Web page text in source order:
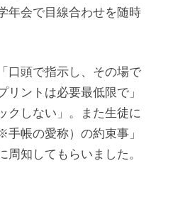
年会で目線合わせを随時
口頭で指示し、その場で
ントは必要最低限で」
クしない」。また生徒に
帳の愛称）の約束事」
周知してもらいました。